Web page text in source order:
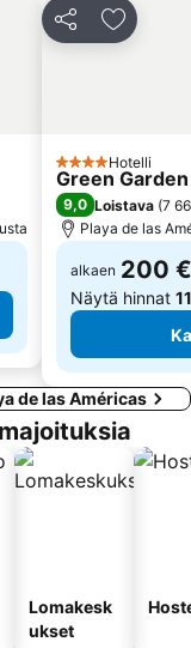
Jaa Lisää
4 Tähtiluokitus
Hotelli
Green
9,0 Loistava (7
Playa de las
alkaen 200 €
Näytä hinnat
de las Américas
Lomakesk
ukset